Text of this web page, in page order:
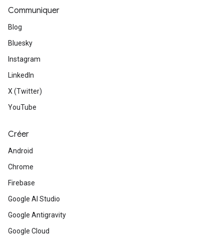
Communiquer
Blog
Bluesky
Instagram
LinkedIn
X (Twitter)
YouTube
Créer
Android
Chrome
Firebase
Google AI Studio
Google Antigravity
Google Cloud